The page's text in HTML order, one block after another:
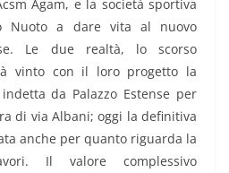
Agam, e la società sportiva
Nuoto a dare vita al nuovo
Le due realtà, lo scorso
vinto con il loro progetto la
da Palazzo Estense per
di via Albani; oggi la definitiva
anche per quanto riguarda la
Il valore complessivo